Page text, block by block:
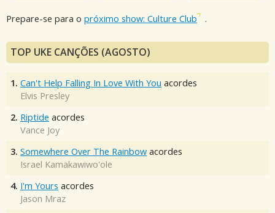
Prepare-se para o próximo show: Culture Club .
TOP UKE CANÇÕES (AGOSTO)
1. Can't Help Falling In Love With You acordes
Elvis Presley
2. Riptide acordes
Vance Joy
3. Somewhere Over The Rainbow acordes
Israel Kamakawiwo'ole
4. I'm Yours acordes
Jason Mraz